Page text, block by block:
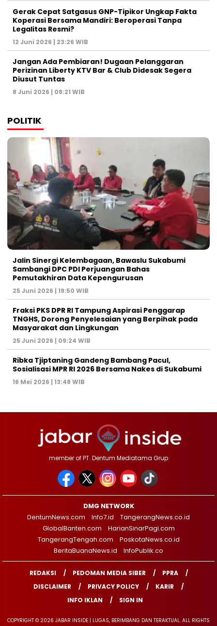
Gerak Cepat Satgasus GNP-Tipikor Ungkap Fakta
Koperasi Bersama Mandiri: Beroperasi Tanpa
Legalitas Resmi?
12 Juni 2026 | 23:26 WIB
Jangan Ada Pembiaran! Dugaan Pelanggaran
Perizinan Liberty KTV Bar & Club Didesak Segera
Diusut Tuntas
8 Juni 2026 | 08:21 WIB
POLITIK
Jalin Sinergi Kelembagaan, Bawaslu Sukabumi
Sambangi DPC PDI Perjuangan Bahas
Pemutakhiran Data Kepengurusan
25 Juni 2026 | 19:50 WIB
‎Fraksi PKS DPR RI Tampung Aspirasi Penggarap
TNGHS, Dorong Penyelesaian yang Berpihak pada
Masyarakat dan Lingkungan‎
25 Juni 2026 | 09:24 WIB
Ribka Tjiptaning Gandeng Bambang Pacul,
Sosialisasi MPR RI 2026 Bersama Nakes di Sukabumi
16 Mei 2026 | 13:48 WIB
member of PT. Dentum Mediatama Grup
DMG NETWORK
DentumNews.com
Info7.id
TangerangNews.co.id
GlobalBanten.com
HarianSinarPagi.com
TangerangTengah.com
PoskotaNews.co.id
BeritaBuanaNews.id
InfoPublik.co
REDAKSI PEDOMAN MEDIA SIBER
PPRA
DISCLAIMER
PRIVACY POLICY
KARIR
INFO IKLAN
SIGN IN
COPYRIGHT © 2026 JABAR INSIDE | LUGAS, BERIMBANG DAN TERAKTUAL. ALL RIGHTS